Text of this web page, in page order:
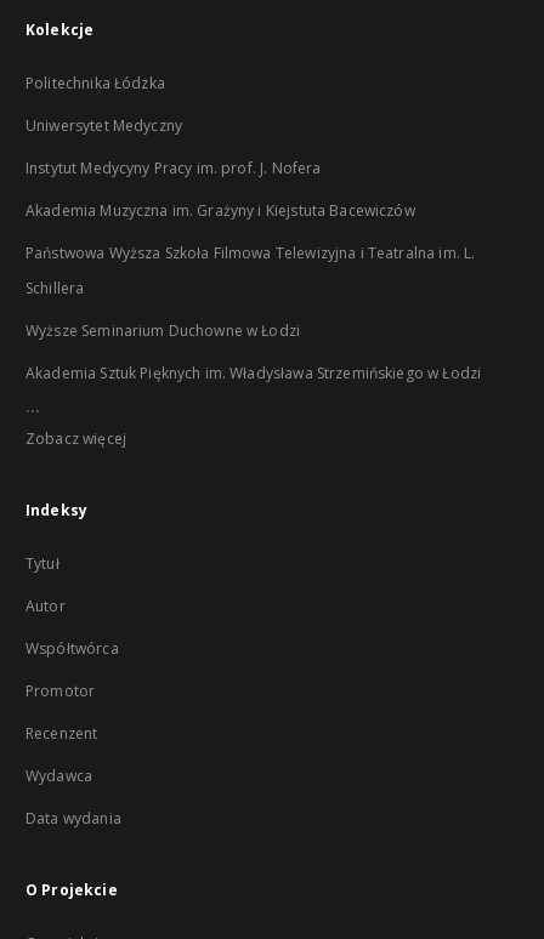
Kolekcje
Politechnika Łódzka
Uniwersytet Medyczny
Instytut Medycyny Pracy im. prof. J. Nofera
Akademia Muzyczna im. Grażyny i Kiejstuta Bacewiczów
Państwowa Wyższa Szkoła Filmowa Telewizyjna i Teatralna im. L.
Schillera
Wyższe Seminarium Duchowne w Łodzi
Akademia Sztuk Pięknych im. Władysława Strzemińskiego w Łodzi
...
Zobacz więcej
Indeksy
Tytuł
Autor
Współtwórca
Promotor
Recenzent
Wydawca
Data wydania
O Projekcie